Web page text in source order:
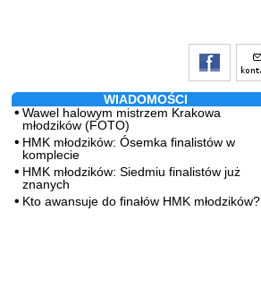
WIADOMOŚCI
Wawel halowym mistrzem Krakowa
młodzików (FOTO)
HMK młodzików: Ósemka finalistów w
komplecie
HMK młodzików: Siedmiu finalistów już
znanych
Kto awansuje do finałów HMK młodzików?